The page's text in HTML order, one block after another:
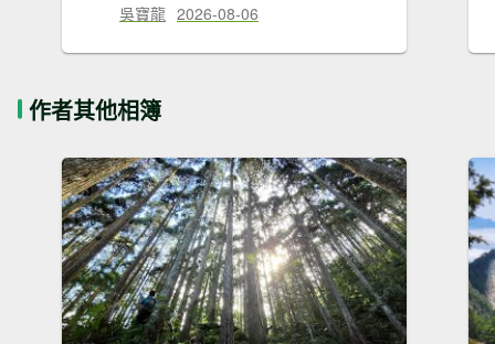
吳寶龍 2026-08-06
作者其他相簿